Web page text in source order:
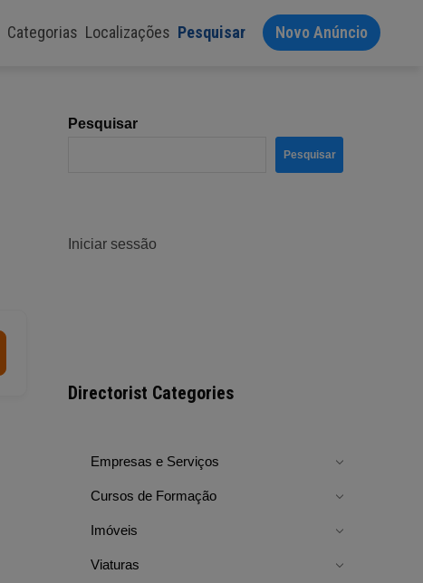
Categorias Localizações Pesquisar Novo Anúncio
Pesquisar
Pesquisar
Iniciar sessão
Directorist Categories
Empresas e Serviços
Cursos de Formação
Imóveis
Viaturas